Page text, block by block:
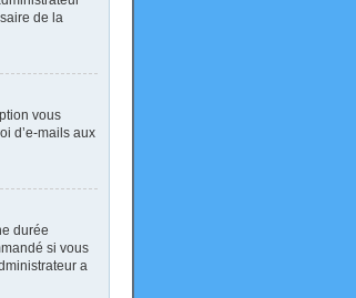
de la
vous
d’e-mails aux
durée
si vous
a